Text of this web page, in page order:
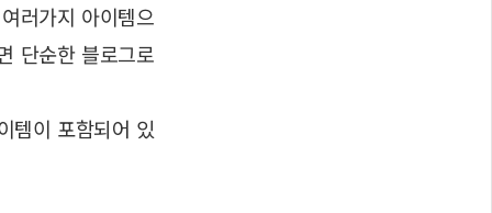
러가지 아이템으
단순한 블로그로
템이 포함되어 있